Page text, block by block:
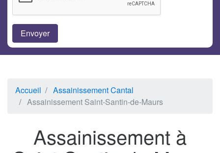
Accueil
Assainissement Cantal
Assainissement Saint-Santin-de-Maurs
Assainissement à